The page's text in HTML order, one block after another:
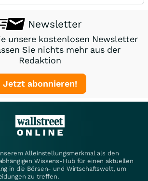
Newsletter
unsere kostenlosen Newsletter
Sie nichts mehr aus der
Redaktion
Jetzt abonnieren!
Alleinstellungsmerkmal als den
Wissens-Hub für einen aktuellen
in die Börsen- und Wirtschaftswelt, um
zu treffen.